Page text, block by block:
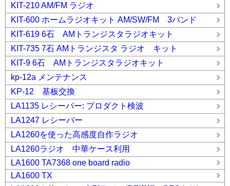
KIT-210 AM/FM ラジオ
KIT-600 ホームラジオキット AM/SW/FM 3バンド
KIT-619 6石 AMトランジスタラジオキット
KIT-735 7石 AMトランジスタ ラジオ キット
KIT-9 6石 AMトランジスタラジオキット
kp-12a メンテナンス
KP-12 基板交換
LA1135 レシーバー: プロダクト検波
LA1247 レシーバー
LA1260を使った高感度自作ラジオ
LA1260ラジオ 中華ケース利用
LA1600 TA7368 one board radio
LA1600 TX